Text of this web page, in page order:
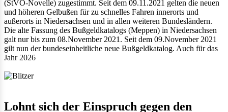
(StVO-Novelle) zugestimmt. Seit dem 09.11.2021 gelten die neuen
und höheren Gelbußen für zu schnelles Fahren innerorts und
außerorts in Niedersachsen und in allen weiteren Bundesländern.
Die alte Fassung des Bußgeldkatalogs (Meppen) in Niedersachsen
galt nur bis zum 08.November 2021. Seit dem 09.November 2021
gilt nun der bundeseinheitliche neue Bußgeldkatalog. Auch für das
Jahr 2026
Lohnt sich der Einspruch gegen den